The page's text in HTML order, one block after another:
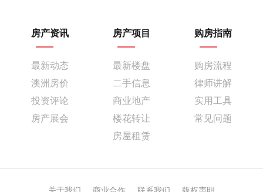
房产资讯
最新动态
澳洲房价
投资评论
房产展会
房产项目
最新楼盘
二手信息
商业地产
楼花转让
房屋租赁
购房指南
购房流程
律师讲解
实用工具
常见问题